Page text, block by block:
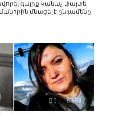
գալիք Կանաչ փայտե
մնացել է ընդամենը
0 658